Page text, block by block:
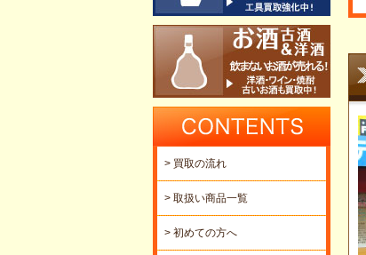
> 買取の流れ
> 取扱い商品一覧
> 初めての方へ